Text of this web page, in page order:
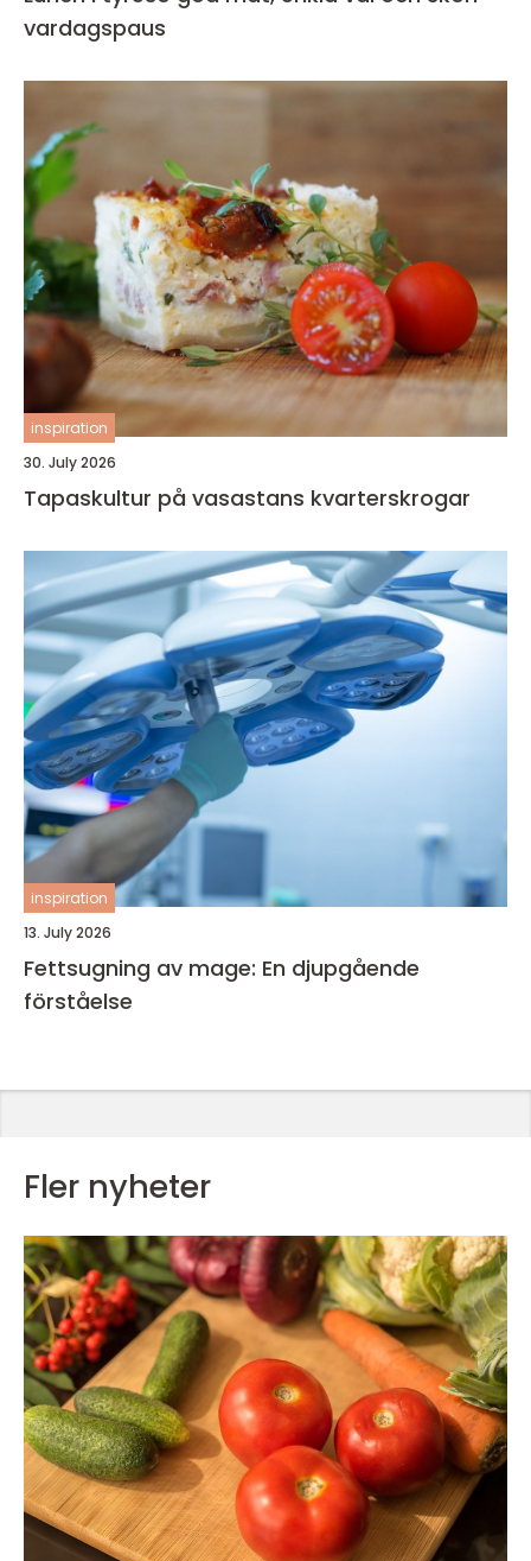
vardagspaus
inspiration
30. July 2026
Tapaskultur på vasastans kvarterskrogar
inspiration
13. July 2026
Fettsugning av mage: En djupgående
förståelse
Fler nyheter